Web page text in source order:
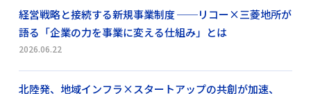
経営戦略と接続する新規事業制度 ──リコー×三菱地所が
語る「企業の力を事業に変える仕組み」とは
2026.06.22
北陸発、地域インフラ×スタートアップの共創が加速、